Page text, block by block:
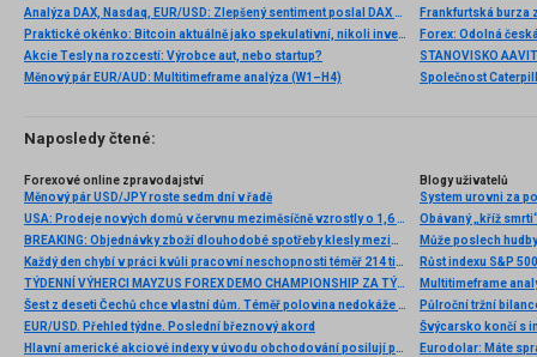
Analýza DAX, Nasdaq, EUR/USD: Zlepšený sentiment poslal DAX na nová maxima
Praktické okénko: Bitcoin aktuálně jako spekulativní, nikoli investiční aktivum
Akcie Tesly na rozcestí: Výrobce aut, nebo startup?
Měnový pár EUR/AUD: Multitimeframe analýza (W1–H4)
Frankfurtská burza
Naposledy čtené:
Forexové online zpravodajství
Měnový pár USD/JPY roste sedm dní v řadě
USA: Prodeje nových domů v červnu meziměsíčně vzrostly o 1,6 % při očekávání růstu o 4,8 %
BREAKING: Objednávky zboží dlouhodobé spotřeby klesly meziměsíčně o více než 6 % 📌
Každý den chybí v práci kvůli pracovní neschopnosti téměř 214 tisíc lidí. Přesto stonáme kratší dobu než před covidem
TÝDENNÍ VÝHERCI MAYZUS FOREX DEMO CHAMPIONSHIP ZA TÝDEN 25.2-1.3.2013
Šest z deseti Čechů chce vlastní dům. Téměř polovina nedokáže odhadnout reálné náklady na stavbu
EUR/USD. Přehled týdne. Poslední březnový akord
Hlavní americké akciové indexy v úvodu obchodování posilují po odložení Trumpových cel
Blogy uživatelů
System urovni za
Obávaný „kříž
Může poslech
Růst indexu S&P
Multitimeframe
Půlroční tržní
Švýcarsko končí s
Eurodolar: Máte